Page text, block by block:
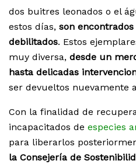
dos buitres leonados o el
estos días, son
debilitados. Estos
muy diversa, desde un
hasta delicadas
ser devueltos nuevamente
Con la finalidad de
incapacitados de especies
para liberarlos
la Consejería de